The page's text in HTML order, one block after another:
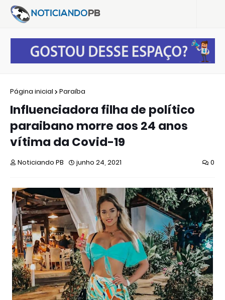
Página inicial Paraíba
Influenciadora filha de político
paraibano morre aos 24 anos
vítima da Covid-19
Noticiando PB junho 24, 2021 0